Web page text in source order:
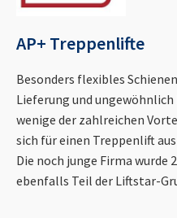
AP+ Treppenlifte
Besonders flexibles
Lieferung und ungewöhnlich
wenige der zahlreichen
sich für einen Treppenlift
Die noch junge Firma wurde
ebenfalls Teil der Liftstar-